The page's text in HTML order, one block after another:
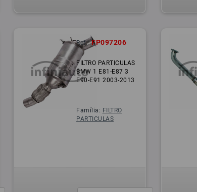
Ref.: FP097206
FILTRO PARTICULAS
BMW 1 E81-E87 3
E90-E91 2003-2013
Família: FILTRO
PARTICULAS